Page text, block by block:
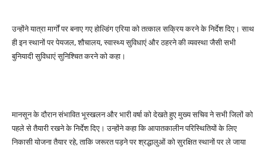
उन्होंने यात्रा मार्गों पर बनाए गए होल्डिंग एरिया को तत्काल सक्रिय करने के निर्देश दिए। साथ
ही इन स्थानों पर पेयजल, शौचालय, स्वास्थ्य सुविधाएं और ठहरने की व्यवस्था जैसी सभी
बुनियादी सुविधाएं सुनिश्चित करने को कहा।
मानसून के दौरान संभावित भूस्खलन और भारी वर्षा को देखते हुए मुख्य सचिव ने सभी जिलों को
पहले से तैयारी रखने के निर्देश दिए। उन्होंने कहा कि आपातकालीन परिस्थितियों के लिए
निकासी योजना तैयार रहे, ताकि जरूरत पड़ने पर श्रद्धालुओं को सुरक्षित स्थानों पर ले जाया